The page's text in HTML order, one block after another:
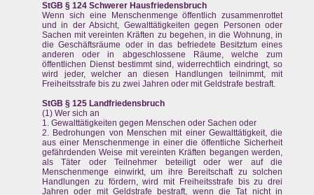
StGB § 124 Schwerer Hausfriedensbruch
Wenn sich eine Menschenmenge öffentlich zusammenrottet
und in der Absicht, Gewalttätigkeiten gegen Personen oder
Sachen mit vereinten Kräften zu begehen, in die Wohnung, in
die Geschäftsräume oder in das befriedete Besitztum eines
anderen oder in abgeschlossene Räume, welche zum
öffentlichen Dienst bestimmt sind, widerrechtlich eindringt, so
wird jeder, welcher an diesen Handlungen teilnimmt, mit
Freiheitsstrafe bis zu zwei Jahren oder mit Geldstrafe bestraft.
StGB § 125 Landfriedensbruch
(1) Wer sich an
1. Gewalttätigkeiten gegen Menschen oder Sachen oder
2. Bedrohungen von Menschen mit einer Gewalttätigkeit, die
aus einer Menschenmenge in einer die öffentliche Sicherheit
gefährdenden Weise mit vereinten Kräften begangen werden,
als Täter oder Teilnehmer beteiligt oder wer auf die
Menschenmenge einwirkt, um ihre Bereitschaft zu solchen
Handlungen zu fördern, wird mit Freiheitsstrafe bis zu drei
Jahren oder mit Geldstrafe bestraft, wenn die Tat nicht in